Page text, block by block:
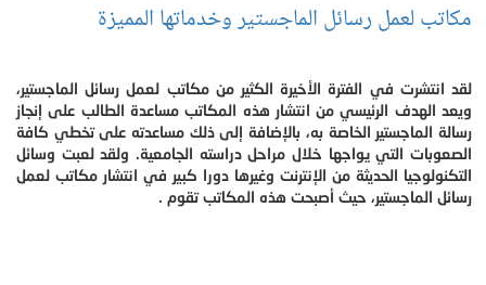
مكاتب لعمل رسائل الماجستير وخدماتها المميزة
لقد انتشرت في الفترة الأخيرة الكثير من مكاتب لعمل رسائل الماجستير،
ويعد الهدف الرئيسي من انتشار هذه المكاتب مساعدة الطالب على إنجاز
رسالة الماجستير الخاصة به، بالإضافة إلى ذلك مساعدته على تخطي كافة
الصعوبات التي يواجها خلال مراحل دراسته الجامعية. ولقد لعبت وسائل
التكنولوجيا الحديثة من الإنترنت وغيرها دورا كبير في انتشار مكاتب لعمل
رسائل الماجستير، حيث أصبحت هذه المكاتب تقوم .